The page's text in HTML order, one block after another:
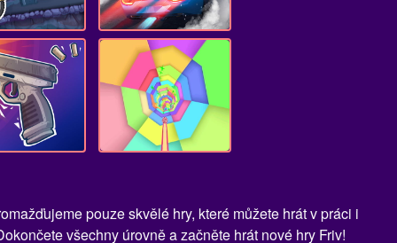
pouze skvělé hry, které můžete hrát v práci i
všechny úrovně a začněte hrát nové hry Friv!